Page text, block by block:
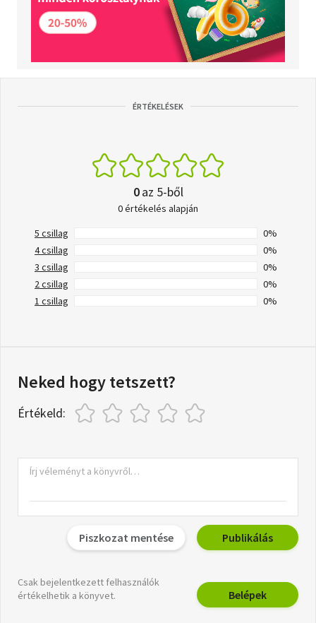
ÉRTÉKELÉSEK
0az 5-ből
0 értékelés alapján
5 csillag
0%
4 csillag
0%
3 csillag
0%
2 csillag
0%
1 csillag
0%
Neked hogy tetszett?
Értékeld:
Piszkozat mentése Publikálás
Csak bejelentkezett felhasználók
értékelhetik a könyvet.
Belépek